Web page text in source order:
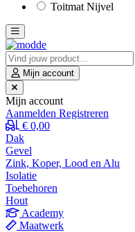
Toitmat Nijvel
Mijn account
Mijn account
Aanmelden Registreren
€ 0,00
Dak
Gevel
Zink, Koper, Lood en Alu
Isolatie
Toebehoren
Hout
Academy
Maatwerk